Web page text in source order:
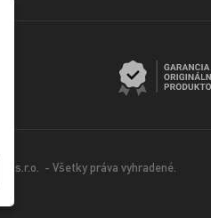
s.r.o. - Všetky práva vyhradené.